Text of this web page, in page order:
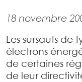
18 novembre
Les sursauts de
électrons
de certaines
de leur